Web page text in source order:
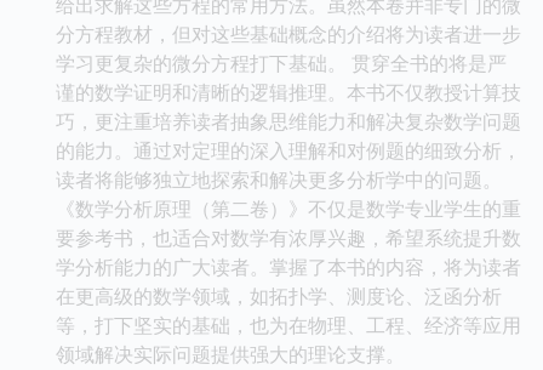
分方程教材，但对这些基础概念的介绍将为读者进一步
学习更复杂的微分方程打下基础。 贯穿全书的将是严
谨的数学证明和清晰的逻辑推理。本书不仅教授计算技
巧，更注重培养读者抽象思维能力和解决复杂数学问题
的能力。通过对定理的深入理解和对例题的细致分析，
读者将能够独立地探索和解决更多分析学中的问题。
《数学分析原理（第二卷）》不仅是数学专业学生的重
要参考书，也适合对数学有浓厚兴趣，希望系统提升数
学分析能力的广大读者。掌握了本书的内容，将为读者
在更高级的数学领域，如拓扑学、测度论、泛函分析
等，打下坚实的基础，也为在物理、工程、经济等应用
领域解决实际问题提供强大的理论支撑。